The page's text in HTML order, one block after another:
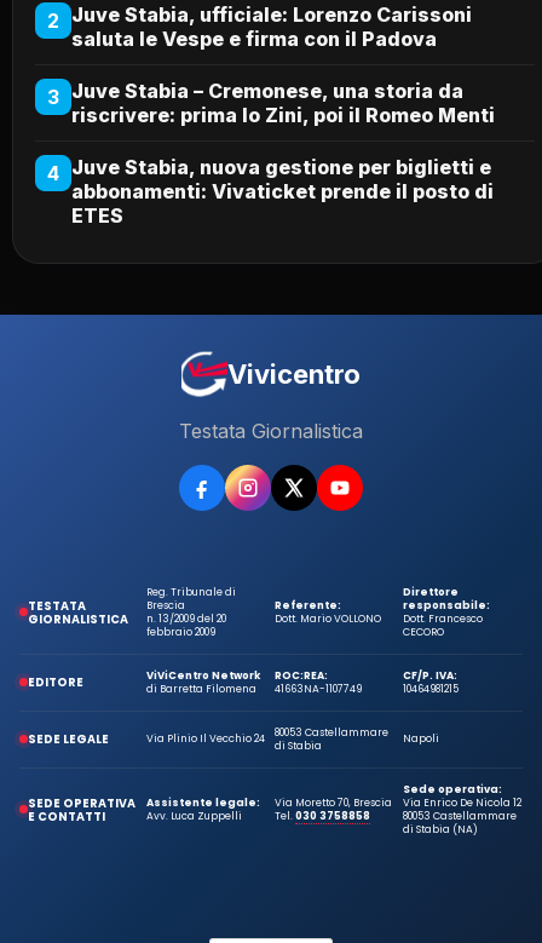
2 Juve Stabia, ufficiale: Lorenzo Carissoni
saluta le Vespe e firma con il Padova
3 Juve Stabia – Cremonese, una storia da
riscrivere: prima lo Zini, poi il Romeo Menti
4 Juve Stabia, nuova gestione per biglietti e
abbonamenti: Vivaticket prende il posto di
ETES
Vivicentro
Testata Giornalistica
TESTATA
GIORNALISTICA
Reg. Tribunale di
Brescia
n. 13/2009 del 20
febbraio 2009
Referente:
Dott. Mario VOLLONO
Direttore
responsabile:
Dott. Francesco
CECORO
EDITORE
ViViCentro Network
di Barretta Filomena
ROC:
41663
REA:
NA-1107749
CF/P. IVA:
10464981215
SEDE LEGALE Via Plinio Il Vecchio 24
80053 Castellammare
di Stabia
Napoli
SEDE OPERATIVA
E CONTATTI
Assistente legale:
Avv. Luca Zuppelli
Via Moretto 70, Brescia
Tel.030 3758858
Sede operativa:
Via Enrico De Nicola 12
80053 Castellammare
di Stabia (NA)